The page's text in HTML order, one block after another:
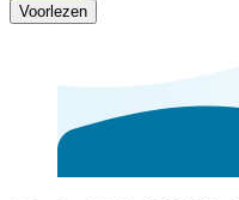
Voorlezen